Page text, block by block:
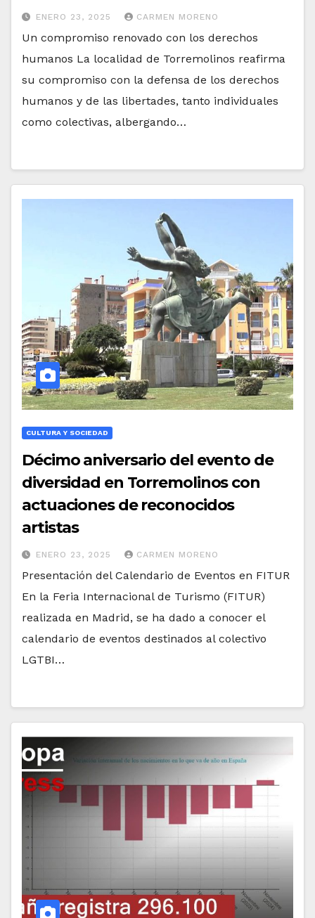
ENERO 23, 2025 CARMEN MORENO
Un compromiso renovado con los derechos
humanos La localidad de Torremolinos reafirma
su compromiso con la defensa de los derechos
humanos y de las libertades, tanto individuales
como colectivas, albergando…
CULTURA Y SOCIEDAD
Décimo aniversario del evento de
diversidad en Torremolinos con
actuaciones de reconocidos
artistas
ENERO 23, 2025 CARMEN MORENO
Presentación del Calendario de Eventos en FITUR
En la Feria Internacional de Turismo (FITUR)
realizada en Madrid, se ha dado a conocer el
calendario de eventos destinados al colectivo
LGTBI…